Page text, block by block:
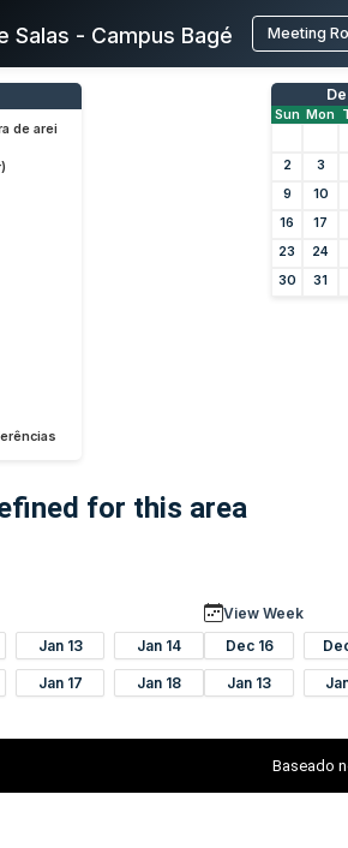
- Campus Bagé Meeting
de arei
Sun Mon
2
3
9
10
16
17
23
24
30
31
for this area
Jan 13 Jan 14
Jan 17 Jan 18
View Week
Dec 16
Jan 13
Baseado